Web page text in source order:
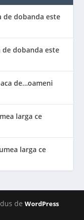
de dobanda este
dobanda este
de…oameni
larga ce
larga ce
de WordPress